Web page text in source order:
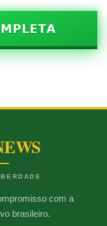
com a
brasileiro.